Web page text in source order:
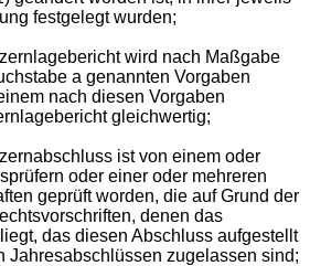
festgelegt wurden;
wird nach Maßgabe
a genannten Vorgaben
nach diesen Vorgaben
gleichwertig;
ist von einem oder
oder einer oder mehreren
geprüft worden, die auf Grund der
denen das
das diesen Abschluss aufgestellt
Jahresabschlüssen zugelassen sind;